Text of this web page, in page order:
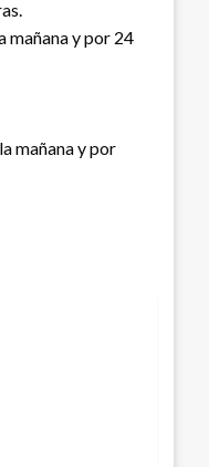
mañana y por 24
mañana y por